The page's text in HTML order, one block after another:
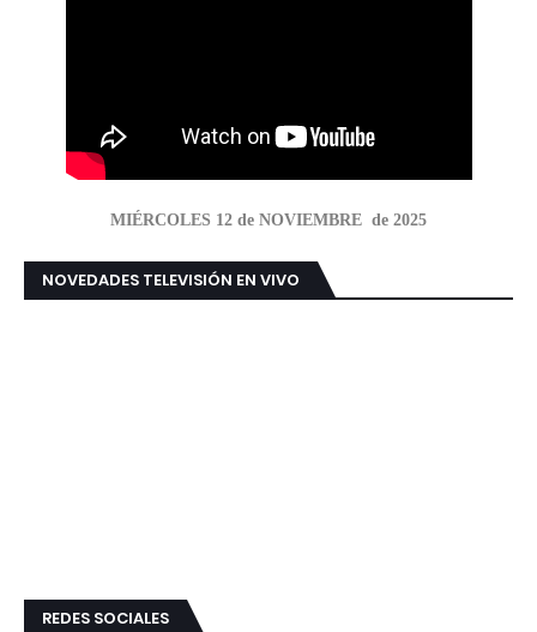
MIÉRCOLES 12 de NOVIEMBRE de 2025
NOVEDADES TELEVISIÓN EN VIVO
REDES SOCIALES